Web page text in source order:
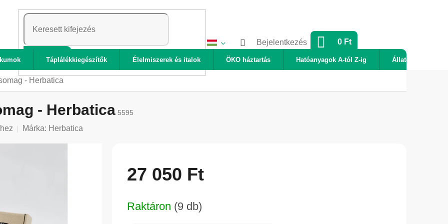
KERESÉS
Bejelentkezés KOSÁR
0 Ft
Táplálékkiegészítők Élelmiszerek és italok ÖKO háztartás Hatóanyagok A-tól Z-ig Állatok
- Herbatica
- Herbatica 5595
Márka: Herbatica
27 050 Ft
Raktáron (9 db)